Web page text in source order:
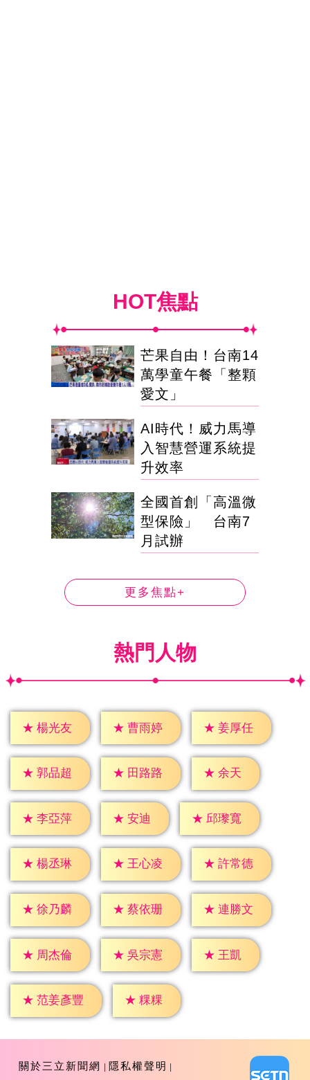
HOT焦點
芒果自由！台南14
萬學童午餐「整顆
愛文」
AI時代！威力馬導
入智慧營運系統提
升效率
全國首創「高溫微
型保險」 台南7
月試辦
更多焦點+
熱門人物
★ 楊光友 ★ 曹雨婷 ★ 姜厚任
★ 郭品超 ★ 田路路 ★ 余天
★ 李亞萍 ★ 安迪 ★ 邱瓈寬
★ 楊丞琳 ★ 王心凌 ★ 許常德
★ 徐乃麟 ★ 蔡依珊 ★ 連勝文
★ 周杰倫 ★ 吳宗憲 ★ 王凱
★ 范姜彥豐 ★ 粿粿
關於三立新聞網 隱私權聲明